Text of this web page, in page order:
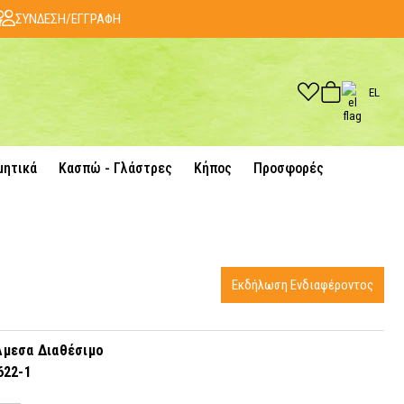
ΣΥΝΔΕΣΗ/ΕΓΓΡΑΦΗ
EL
Κασπώ - Γλάστρες Κήπος Προσφορές
Διαθέσιμο
1
Εκδήλωση Ενδιαφέροντος